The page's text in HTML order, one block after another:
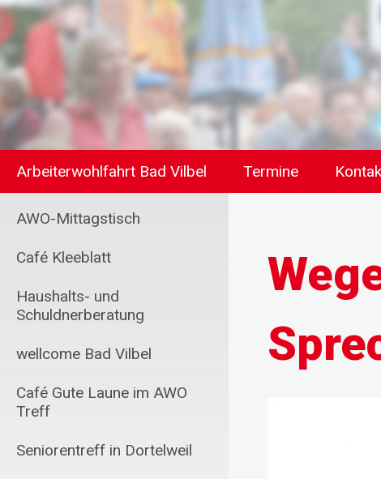
Arbeiterwohlfahrt Bad Vilbel Termine
AWO-Mittagstisch
Café Kleeblatt
Haushalts- und
Schuldnerberatung
wellcome Bad Vilbel
Café Gute Laune im AWO
Treff
Seniorentreff in Dortelweil